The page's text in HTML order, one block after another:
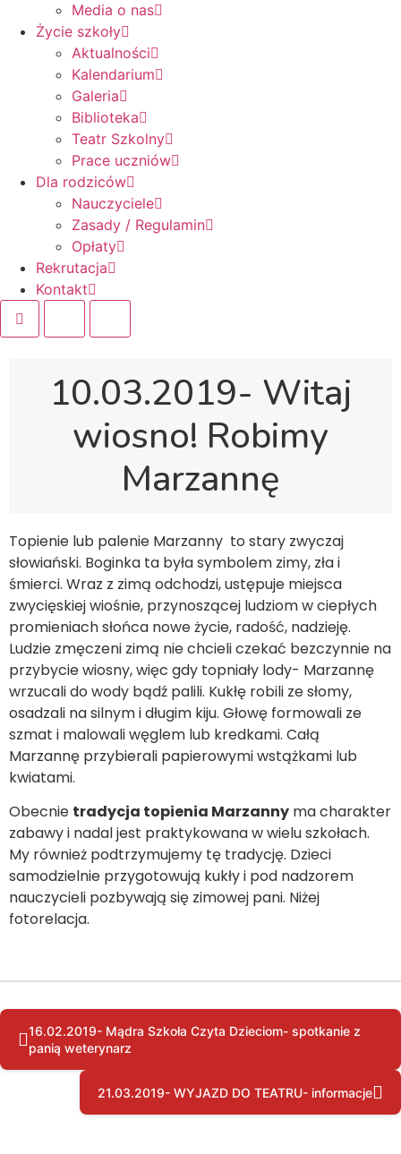
Media o nas
Życie szkoły
Aktualności
Kalendarium
Galeria
Biblioteka
Teatr Szkolny
Prace uczniów
Dla rodziców
Nauczyciele
Zasady / Regulamin
Opłaty
Rekrutacja
Kontakt
10.03.2019- Witaj
wiosno! Robimy
Marzannę
Topienie lub palenie Marzanny to stary zwyczaj
słowiański. Boginka ta była symbolem zimy, zła i
śmierci. Wraz z zimą odchodzi, ustępuje miejsca
zwycięskiej wiośnie, przynoszącej ludziom w ciepłych
promieniach słońca nowe życie, radość, nadzieję.
Ludzie zmęczeni zimą nie chcieli czekać bezczynnie na
przybycie wiosny, więc gdy topniały lody- Marzannę
wrzucali do wody bądź palili. Kukłę robili ze słomy,
osadzali na silnym i długim kiju. Głowę formowali ze
szmat i malowali węglem lub kredkami. Całą
Marzannę przybierali papierowymi wstążkami lub
kwiatami.
Obecnie tradycja topienia Marzanny ma charakter
zabawy i nadal jest praktykowana w wielu szkołach.
My również podtrzymujemy tę tradycję. Dzieci
samodzielnie przygotowują kukły i pod nadzorem
nauczycieli pozbywają się zimowej pani. Niżej
fotorelacja.
16.02.2019- Mądra Szkoła Czyta Dzieciom- spotkanie z
panią weterynarz
21.03.2019- WYJAZD DO TEATRU- informacje